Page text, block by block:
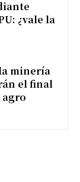
¿vale la
minería
el final